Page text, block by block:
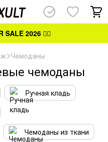
SALE 2026👈🏻
Чемоданы
чемоданы
Ручная кладь
Чемоданы из ткани